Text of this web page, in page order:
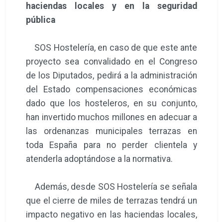
haciendas locales y en la seguridad
pública
SOS Hostelería, en caso de que este ante
proyecto sea convalidado en el Congreso
de los Diputados, pedirá a la administración
del Estado compensaciones económicas
dado que los hosteleros, en su conjunto,
han invertido muchos millones en adecuar a
las ordenanzas municipales terrazas en
toda España para no perder clientela y
atenderla adoptándose a la normativa.
Además, desde SOS Hostelería se señala
que el cierre de miles de terrazas tendrá un
impacto negativo en las haciendas locales,